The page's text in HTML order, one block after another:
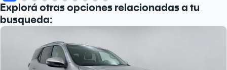
Explorá otras opciones relacionadas a tu
busqueda: